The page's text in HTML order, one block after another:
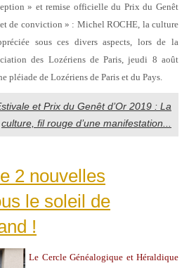
» et remise officielle du Prix du Genêt
de conviction » : Michel ROCHE, la culture
sous ces divers aspects, lors de la
des Lozériens de Paris, jeudi 8 août
pléiade de Lozériens de Paris et du Pays.
et Prix du Genêt d’Or 2019 : La
culture, fil rouge d’une manifestation...
2 nouvelles
le soleil de
!
Le Cercle Généalogique et Héraldique